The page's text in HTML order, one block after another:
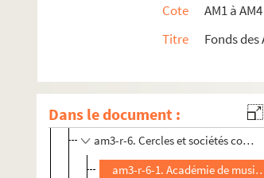
Cote
AM1 à AM4
Titre
Fonds
Dans le document :
am3-r-2. Cercles et sociétés
am3-r-3. Cercles et sociétés
am3-r-5. Cercles et sociétés
am3-r-5 bis. Cercles et sociétés
am3-r-6. Cercles et sociétés
am3-r-6-1. Académie de